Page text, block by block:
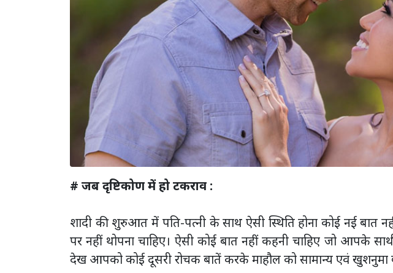
# जब दृष्टिकोण में हो टकराव :
शादी की शुरुआत में पति-पत्नी के साथ ऐसी स्थिति होना कोई नई बात
पर नहीं थोपना चाहिए। ऐसी कोई बात नहीं कहनी चाहिए जो आपके
देख आपको कोई दूसरी रोचक बातें करके माहौल को सामान्य एवं खुशनुमा